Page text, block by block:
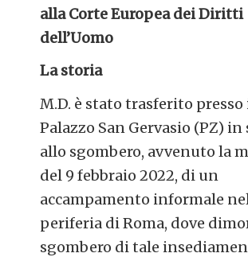
alla Corte Europea dei Diritti
dell’Uomo
La storia
M.D. è stato trasferito presso
Palazzo San Gervasio (PZ)
allo sgombero, avvenuto la
del 9 febbraio 2022, di un
accampamento informale
periferia di Roma, dove
sgombero di tale